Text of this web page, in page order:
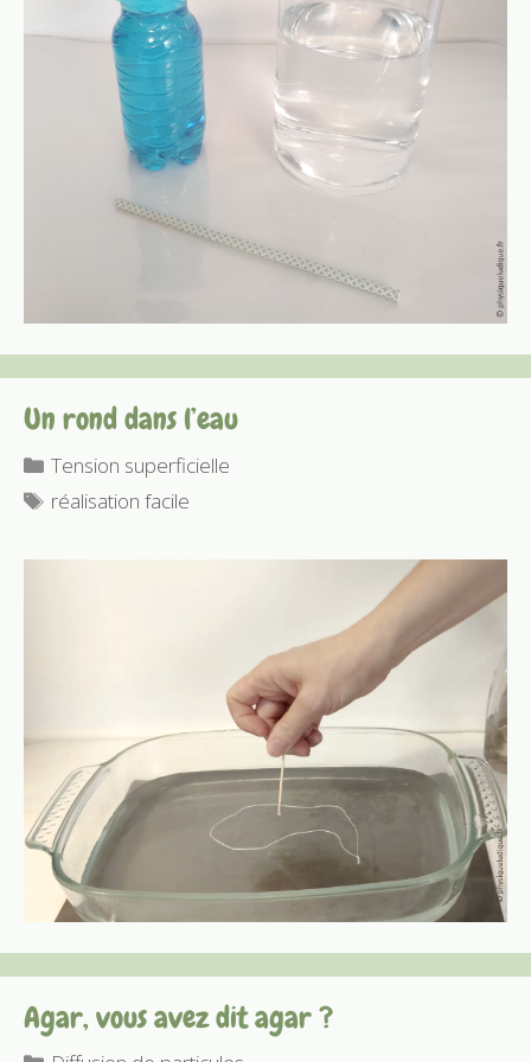
Un rond dans l’eau
Catégories
Tension superficielle
Étiquettes
réalisation facile
Agar, vous avez dit agar ?